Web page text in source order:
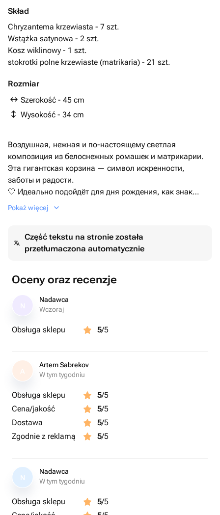
Skład
Chryzantema krzewiasta - 7 szt.
Wstążka satynowa - 2 szt.
Kosz wiklinowy - 1 szt.
stokrotki polne krzewiaste (matrikaria) - 21 szt.
Rozmiar
Szerokość - 45 cm
Wysokość - 34 cm
Воздушная, нежная и по-настоящему светлая
композиция из белоснежных ромашек и матрикарии.
Эта гигантская корзина — символ искренности,
заботы и радости.
🤍 Идеально подойдёт для дня рождения, как знак
благодарности или просто чтобы порадовать
🎀 Открытка с пожеланием — по желанию.
Pokaż więcej
Część tekstu na stronie została
przetłumaczona automatycznie
Oceny oraz recenzje
Nadawca
Wczoraj
Obsługa sklepu 5/5
A
Artem Sabrekov
W tym tygodniu
Obsługa sklepu 5/5
Cena/jakość
5/5
Dostawa
5/5
Zgodnie z reklamą
5/5
N
Nadawca
W tym tygodniu
Obsługa sklepu 5/5